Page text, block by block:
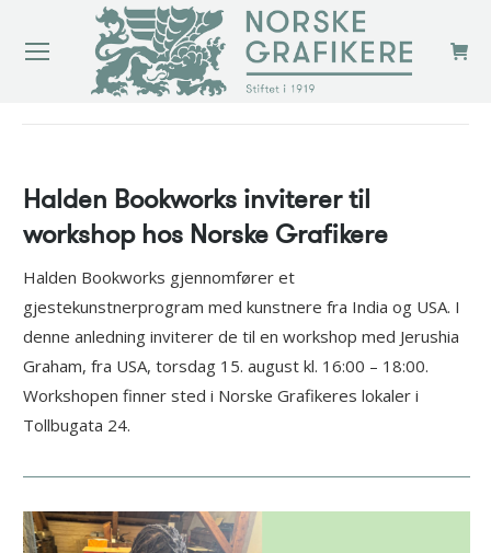
Halden Bookworks inviterer til
workshop hos Norske Grafikere
Halden Bookworks gjennomfører et
gjestekunstnerprogram med kunstnere fra India og USA. I
denne anledning inviterer de til en workshop med Jerushia
Graham, fra USA, torsdag 15. august kl. 16:00 – 18:00.
Workshopen finner sted i Norske Grafikeres lokaler i
Tollbugata 24.